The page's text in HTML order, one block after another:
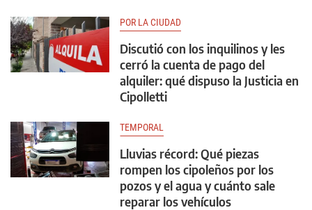
POR LA CIUDAD
Discutió con los inquilinos y les
cerró la cuenta de pago del
alquiler: qué dispuso la Justicia en
Cipolletti
TEMPORAL
Lluvias récord: Qué piezas
rompen los cipoleños por los
pozos y el agua y cuánto sale
reparar los vehículos